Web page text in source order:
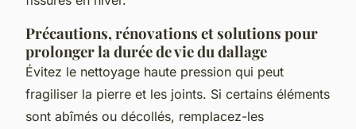
Précautions, rénovations et solutions pour
prolonger la durée de vie du dallage
Évitez le nettoyage haute pression qui peut
fragiliser la pierre et les joints. Si certains éléments
sont abîmés ou décollés, remplacez-les